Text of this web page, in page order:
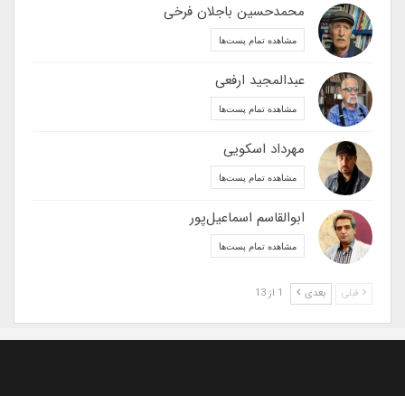
محمدحسین باجلان فرخی
مشاهده تمام پست‌ها
عبدالمجید ارفعی
مشاهده تمام پست‌ها
مهرداد اسکویی
مشاهده تمام پست‌ها
ابوالقاسم اسماعیل‌پور
مشاهده تمام پست‌ها
قبلی بعدی